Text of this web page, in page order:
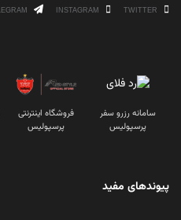
سامانه رزرو سفر
پرسپولیس
فروشگاه اینترنتی
پرسپولیس
پیوندهای مفید